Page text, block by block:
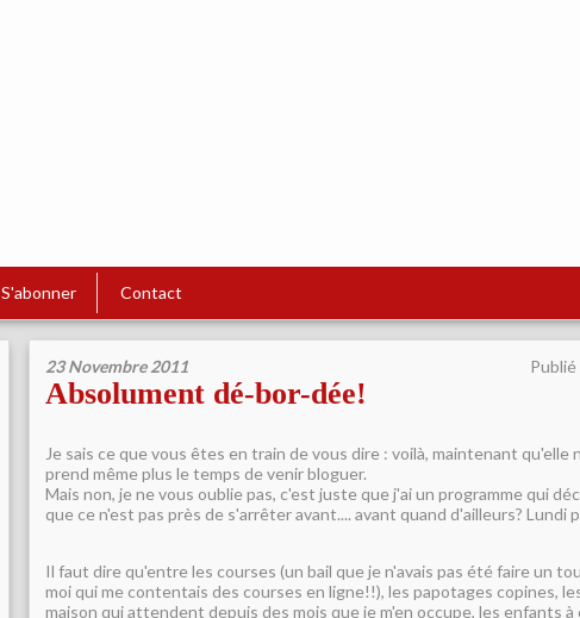
S'abonner Contact
23 Novembre 2011 Publié
Absolument dé-bor-dée!
Je sais ce que vous êtes en train de vous dire : voilà, maintenant qu'elle
prend même plus le temps de venir bloguer.
Mais non, je ne vous oublie pas, c'est juste que j'ai un programme qui
que ce n'est pas près de s'arrêter avant.... avant quand d'ailleurs? Lundi
Il faut dire qu'entre les courses (un bail que je n'avais pas été faire un
moi qui me contentais des courses en ligne!!), les papotages copines,
maison qui attendent depuis des mois que je m'en occupe, les enfants à